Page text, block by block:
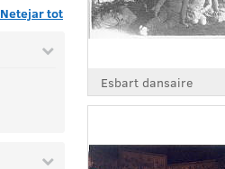
Netejar tot
Esbart dansaire